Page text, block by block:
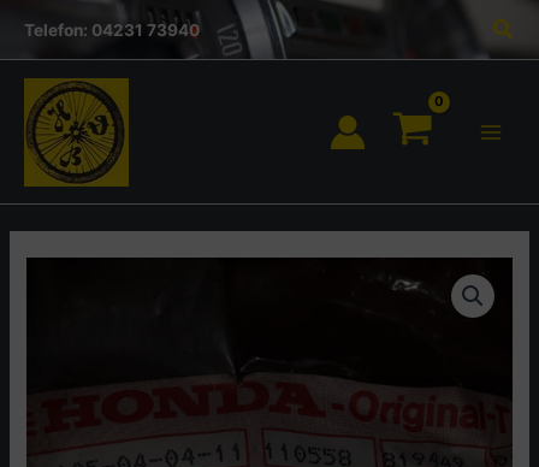
springen
Inhalt
Telefon: 04231 73940